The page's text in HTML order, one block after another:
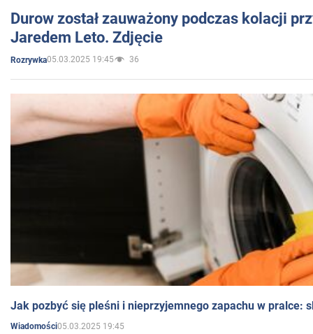
Durow został zauważony podczas kolacji
Jaredem Leto. Zdjęcie
Rozrywka05.03.2025 19:45 36
Jak pozbyć się pleśni i nieprzyjemnego zapachu w pralce:
Wiadomości05.03.2025 19:45